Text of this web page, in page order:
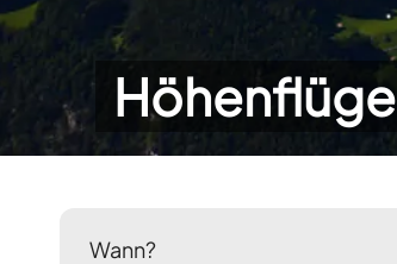
Höhenflüge
Wann?